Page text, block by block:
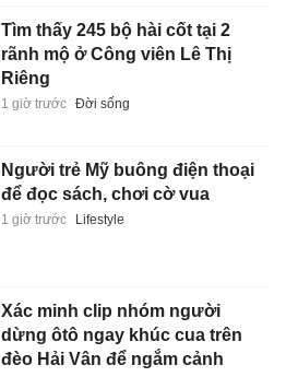
Tìm thấy 245 bộ hài cốt tại 2
rãnh mộ ở Công viên Lê Thị
Riêng
1 giờ trước Đời sống
Người trẻ Mỹ buông điện thoại
để đọc sách, chơi cờ vua
1 giờ trước Lifestyle
Xác minh clip nhóm người
dừng ôtô ngay khúc cua trên
đèo Hải Vân để ngắm cảnh